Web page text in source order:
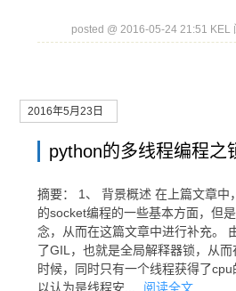
posted @ 2016-05-24 21:51 KEL
2016年5月23日
python的多线程编程之
摘要： 1、 背景概述 在上篇文章中
的socket编程的一些基本方面，但
念，从而在这篇文章中进行补充。
了GIL，也就是全局解释器锁，从
时候，同时只有一个线程获得了
以认为是线程安...
阅读全文